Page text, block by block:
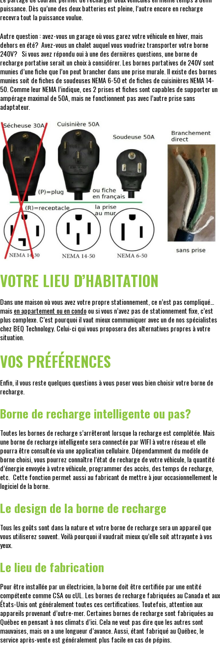
puissance. Dès qu’une des deux batteries est pleine, l’autre encore en recharge
recevra tout la puissance voulue.
Autre question : avez-vous un garage où vous garez votre véhicule en hiver, mais
dehors en été? Avez-vous un chalet auquel vous voudriez transporter votre borne
240V? Si vous avez répondu oui à une des dernières questions, une borne de
recharge portative serait un choix à considérer. Les bornes portatives de 240V sont
munies d’une fiche que l’on peut brancher dans une prise murale. Il existe des bornes
munies soit de fiches de soudeuses NEMA 6-50 et de fiches de cuisinières NEMA 14-
50. Comme leur NEMA l’indique, ces 2 prises et fiches sont capables de supporter un
ampérage maximal de 50A, mais ne fonctionnent pas avec l’autre prise sans
adaptateur.
VOTRE LIEU D’HABITATION
Dans une maison où vous avez votre propre stationnement, ce n’est pas compliqué…
maisen appartement ou en condoou si vous n’avez pas de stationnement fixe, c’est
plus complexe. C’est pourquoi il vaut mieux communiquer avec un de nos spécialistes
chez BEQ Technology. Celui-ci qui vous proposera des alternatives propres à votre
situation.
VOS PRÉFÉRENCES
Enfin, il vous reste quelques questions à vous poser vous bien choisir votre borne de
recharge.
Borne de recharge intelligente ou pas?
Toutes les bornes de recharge s’arrêteront lorsque la recharge est complétée. Mais
une borne de recharge intelligente sera connectée par WIFI à votre réseau et elle
pourra être consultée via une application cellulaire. Dépendamment du modèle de
borne choisi, vous pourrez connaître l’état de recharge de votre véhicule, la quantité
d’énergie envoyée à votre véhicule, programmer des accès, des temps de recharge,
etc. Cette fonction permet aussi au fabricant de mettre à jour occasionnellement le
logiciel de la borne.
Le design de la borne de recharge
Tous les goûts sont dans la nature et votre borne de recharge sera un appareil que
vous utiliserez souvent. Voilà pourquoi il vaudrait mieux qu’elle soit attrayante à vos
yeux.
Le lieu de fabrication
Pour être installée par un électricien, la borne doit être certifiée par une entité
compétente comme CSA ou cUL. Les bornes de recharge fabriquées au Canada et aux
États-Unis ont généralement toutes ces certifications. Toutefois, attention aux
appareils provenant d’outre-mer. Certaines bornes de recharge sont fabriquées au
Québec en pensant à nos climats d’ici. Cela ne veut pas dire que les autres sont
mauvaises, mais on a une longueur d’avance. Aussi, étant fabriqué au Québec, le
service après-vente est généralement plus facile en cas de pépins.